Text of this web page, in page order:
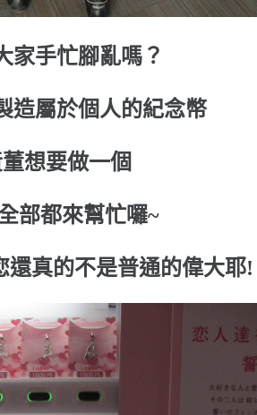
家手忙腳亂嗎？
造屬於個人的紀念幣
想要做一個
部都來幫忙囉~
還真的不是普通的偉大耶!